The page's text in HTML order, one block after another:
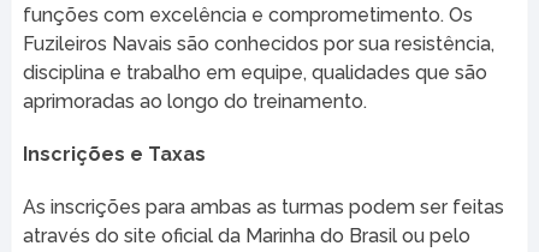
funções com excelência e comprometimento. Os
Fuzileiros Navais são conhecidos por sua resistência,
disciplina e trabalho em equipe, qualidades que são
aprimoradas ao longo do treinamento.
Inscrições e Taxas
As inscrições para ambas as turmas podem ser feitas
através do site oficial da Marinha do Brasil ou pelo